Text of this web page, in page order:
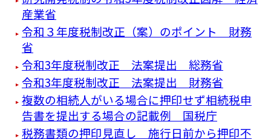
産業省
令和３年度税制改正（案）のポイント 財務
省
令和3年度税制改正 法案提出 総務省
令和3年度税制改正 法案提出 財務省
複数の相続人がいる場合に押印せず相続税申
告書を提出する場合の記載例 国税庁
税務書類の押印見直し 施行日前から押印不